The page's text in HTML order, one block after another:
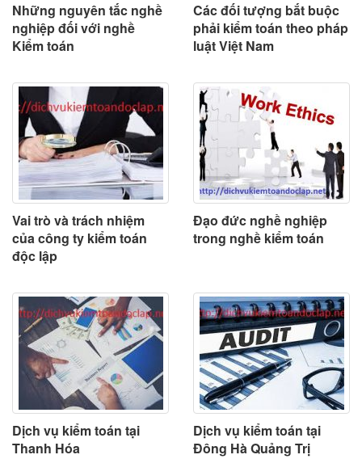
Những nguyên tắc nghề
nghiệp đối với nghề
Kiểm toán
Các đối tượng bắt buộc
phải kiểm toán theo pháp
luật Việt Nam
Vai trò và trách nhiệm
của công ty kiểm toán
độc lập
Đạo đức nghề nghiệp
trong nghề kiểm toán
Dịch vụ kiểm toán tại
Thanh Hóa
Dịch vụ kiểm toán tại
Đông Hà Quảng Trị